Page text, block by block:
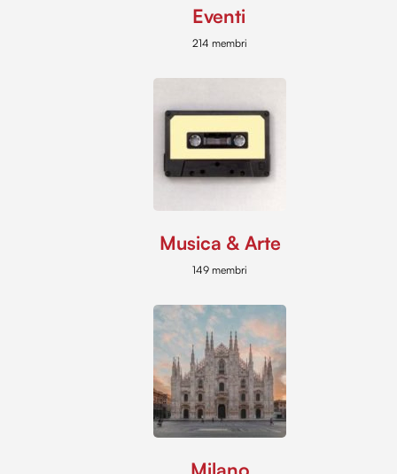
Eventi
214 membri
Musica & Arte
149 membri